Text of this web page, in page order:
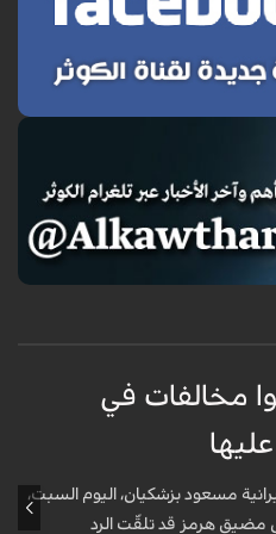
مخالفات في
مسعود بزشكيان، اليوم السبت،
مضيق هرمز قد تلقّت الرد